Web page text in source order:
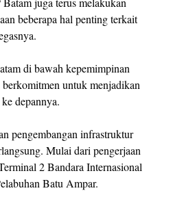
beberapa hal penting terkait
di bawah kepemimpinan
untuk menjadikan
depannya.
pengembangan infrastruktur
Mulai dari pengerjaan
2 Bandara Internasional
Batu Ampar.